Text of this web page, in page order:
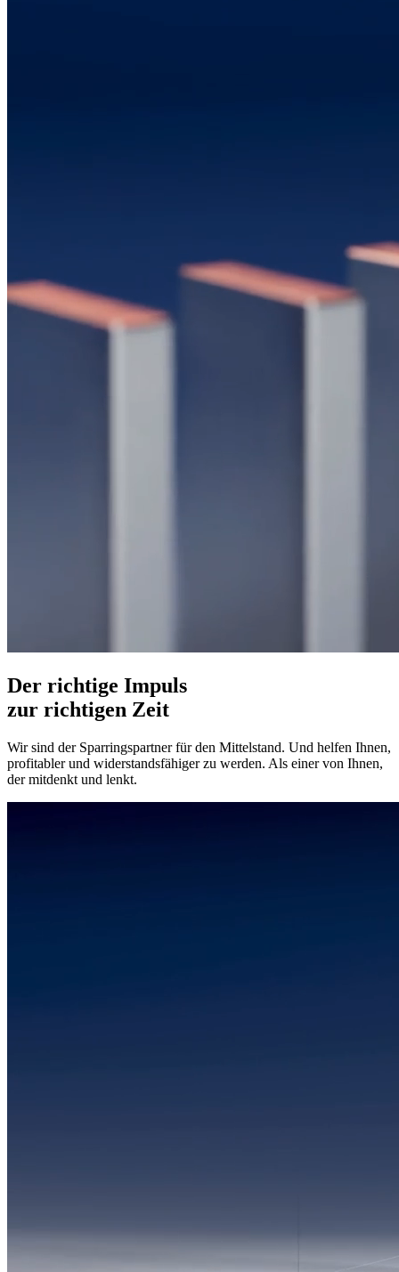
Der richtige Impuls
zur richtigen Zeit
Wir sind der Sparringspartner für den Mittelstand. Und helfen Ihnen,
profitabler und widerstandsfähiger zu werden. Als einer von Ihnen,
der mitdenkt und lenkt.